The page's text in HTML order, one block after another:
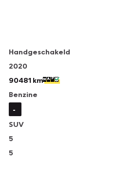
Handgeschakeld
2020
90481 km
Benzine
-
SUV
5
5